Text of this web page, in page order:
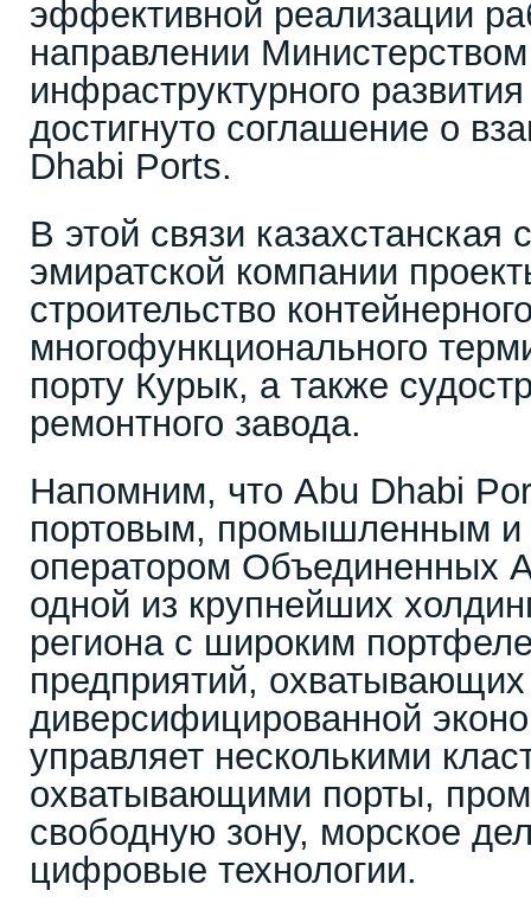
эффективной реализации
направлении
инфраструктурного
достигнуто соглашение о
Dhabi Ports.
В этой связи казахстанская
эмиратской компании
строительство
многофункционального
порту Курык, а также
ремонтного завода.
Напомним, что Abu Dhabi
портовым, промышленным и
оператором Объединенных
одной из крупнейших
региона с широким
предприятий,
диверсифицированной
управляет несколькими
охватывающими порты,
свободную зону, морское
цифровые технологии.